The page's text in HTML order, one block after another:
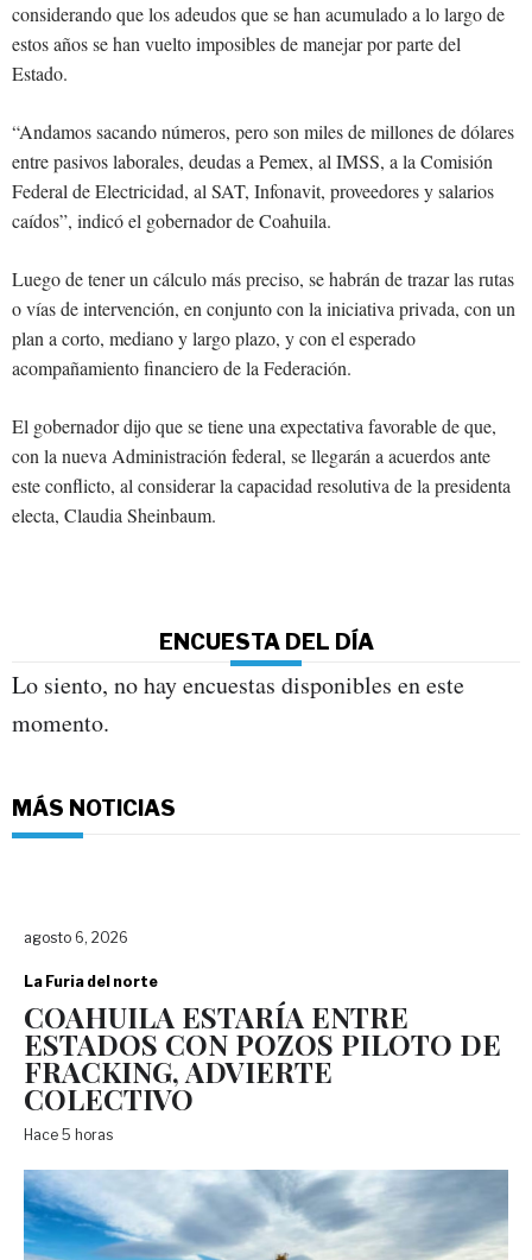
considerando que los adeudos que se han acumulado a lo largo de
estos años se han vuelto imposibles de manejar por parte del
Estado.
“Andamos sacando números, pero son miles de millones de dólares
entre pasivos laborales, deudas a Pemex, al IMSS, a la Comisión
Federal de Electricidad, al SAT, Infonavit, proveedores y salarios
caídos”, indicó el gobernador de Coahuila.
Luego de tener un cálculo más preciso, se habrán de trazar las rutas
o vías de intervención, en conjunto con la iniciativa privada, con un
plan a corto, mediano y largo plazo, y con el esperado
acompañamiento financiero de la Federación.
El gobernador dijo que se tiene una expectativa favorable de que,
con la nueva Administración federal, se llegarán a acuerdos ante
este conflicto, al considerar la capacidad resolutiva de la presidenta
electa, Claudia Sheinbaum.
ENCUESTA DEL DÍA
Lo siento, no hay encuestas disponibles en este
momento.
MÁS NOTICIAS
agosto 6, 2026
La Furia del norte
COAHUILA ESTARÍA ENTRE
ESTADOS CON POZOS PILOTO DE
FRACKING, ADVIERTE
COLECTIVO
Hace 5 horas